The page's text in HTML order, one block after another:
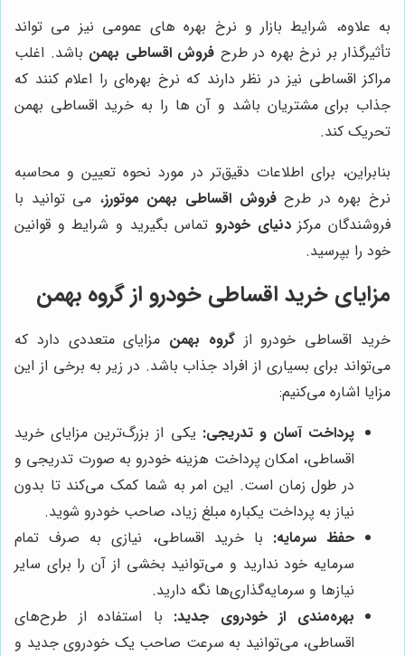
به علاوه، شرایط بازار و نرخ بهره ‌های عمومی نیز می تواند
تأثیرگذار بر نرخ بهره در طرح فروش اقساطی بهمن باشد. اغلب
مراکز اقساطی نیز در نظر دارند که نرخ بهره‌ای را اعلام کنند که
جذاب برای مشتریان باشد و آن‌ ها را به خرید اقساطی بهمن
تحریک کند.
بنابراین، برای اطلاعات دقیق‌تر در مورد نحوه تعیین و محاسبه
نرخ بهره در طرحفروش اقساطی بهمن موتورز، می توانید با
فروشندگان مرکزدنیای خودرو تماس بگیرید و شرایط و قوانین
خود را بپرسید.
مزایای خرید اقساطی خودرو ازگروه بهمن
خرید اقساطی خودرو ازگروه بهمن مزایای متعددی دارد که
می‌تواند برای بسیاری از افراد جذاب باشد. در زیر به برخی از این
مزایا اشاره می‌کنیم:
پرداخت آسان و تدریجی: یکی از بزرگ‌ترین مزایای خرید
اقساطی، امکان پرداخت هزینه خودرو به صورت تدریجی و
در طول زمان است. این امر به شما کمک می‌کند تا بدون
نیاز به پرداخت یکباره مبلغ زیاد، صاحب خودرو شوید.
حفظ سرمایه: با خرید اقساطی، نیازی به صرف تمام
سرمایه خود ندارید و می‌توانید بخشی از آن را برای سایر
نیازها و سرمایه‌گذاری‌ها نگه دارید.
بهره‌مندی از خودروی جدید: با استفاده از طرح‌های
اقساطی، می‌توانید به سرعت صاحب یک خودروی جدید و